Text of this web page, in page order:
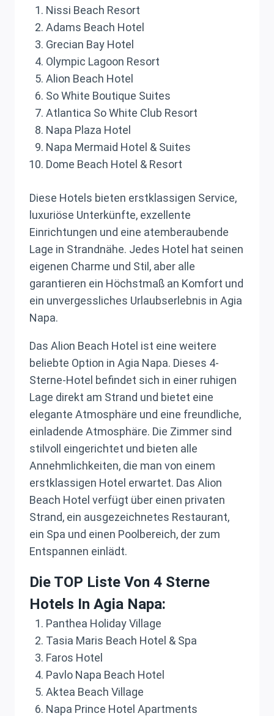
Nissi Beach Resort
Adams Beach Hotel
Grecian Bay Hotel
Olympic Lagoon Resort
Alion Beach Hotel
So White Boutique Suites
Atlantica So White Club Resort
Napa Plaza Hotel
Napa Mermaid Hotel & Suites
Dome Beach Hotel & Resort
Diese Hotels bieten erstklassigen Service,
luxuriöse Unterkünfte, exzellente
Einrichtungen und eine atemberaubende
Lage in Strandnähe. Jedes Hotel hat seinen
eigenen Charme und Stil, aber alle
garantieren ein Höchstmaß an Komfort und
ein unvergessliches Urlaubserlebnis in Agia
Napa.
Das Alion Beach Hotel ist eine weitere
beliebte Option in Agia Napa. Dieses 4-
Sterne-Hotel befindet sich in einer ruhigen
Lage direkt am Strand und bietet eine
elegante Atmosphäre und eine freundliche,
einladende Atmosphäre. Die Zimmer sind
stilvoll eingerichtet und bieten alle
Annehmlichkeiten, die man von einem
erstklassigen Hotel erwartet. Das Alion
Beach Hotel verfügt über einen privaten
Strand, ein ausgezeichnetes Restaurant,
ein Spa und einen Poolbereich, der zum
Entspannen einlädt.
Die TOP Liste Von 4 Sterne
Hotels In Agia Napa:
Panthea Holiday Village
Tasia Maris Beach Hotel & Spa
Faros Hotel
Pavlo Napa Beach Hotel
Aktea Beach Village
Napa Prince Hotel Apartments